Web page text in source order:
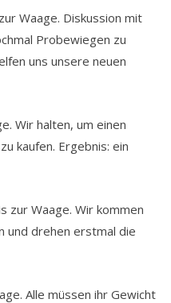
Waage. Diskussion mit
Probewiegen zu
uns unsere neuen
Wir halten, um einen
kaufen. Ergebnis: ein
zur Waage. Wir kommen
und drehen erstmal die
Alle müssen ihr Gewicht